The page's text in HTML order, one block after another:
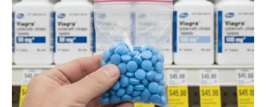
This Trick Will Give You An Erection At Any Age
เว็บไซต์นี้ใช้คุกกี้
เพื่อการนำเสนอเนื้อหาที่ดี รวมถึงการจัดการข้อมูลส่วนบุคคล เพื่อให้คุณได้รับ
ประสบการณ์ที่ดีบนบริการของเว็บไซต์เรา หากคุณใช้บริการเว็บไซต์นี้ต่อไปโดย
ไม่มีการปรับตั้งค่าใดๆนั้น แสดงว่าคุณยอมรับนโยบายคุกกี้และนโยบายส่วน
บุคคลของเรา
ยอมรับ เรียนรู้เพิ่มเติม